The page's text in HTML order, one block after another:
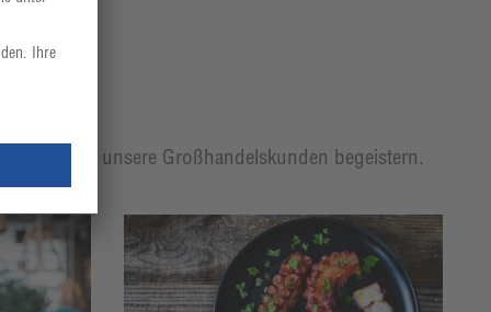
der wir unsere Großhandelskunden begeistern.